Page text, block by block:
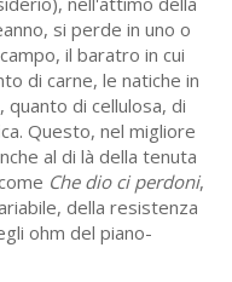
si perde in uno o
il baratro in cui
di carne, le natiche in
di cellulosa, di
Questo, nel migliore
al di là della tenuta
Che dio ci perdoni,
della resistenza
ohm del piano-